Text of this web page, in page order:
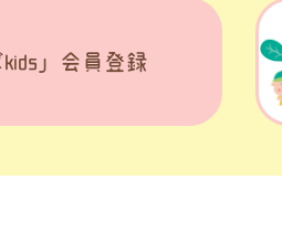
kids」会員登録